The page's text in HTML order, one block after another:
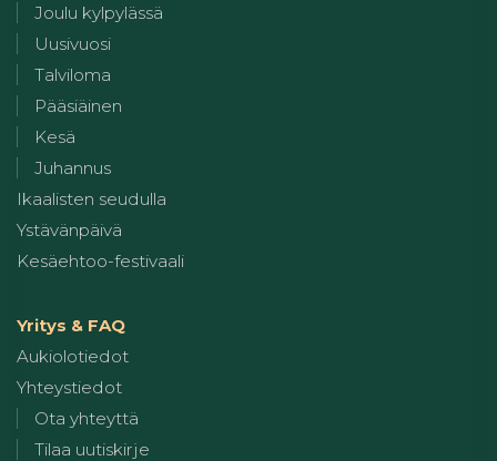
Joulu kylpylässä
Uusivuosi
Talviloma
Pääsiäinen
Kesä
Juhannus
Ikaalisten seudulla
Ystävänpäivä
Kesäehtoo-festivaali
Yritys & FAQ
Aukiolotiedot
Yhteystiedot
Ota yhteyttä
Tilaa uutiskirje